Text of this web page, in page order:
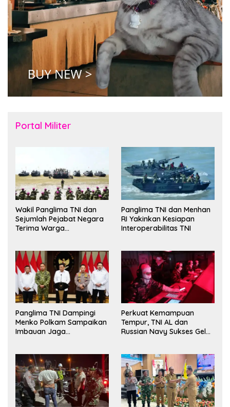
Portal Militer
Wakil Panglima TNI dan
Sejumlah Pejabat Negara
Terima Warga
Panglima TNI dan Menhan
RI Yakinkan Kesiapan
Interoperabilitas TNI
Panglima TNI Dampingi
Menko Polkam Sampaikan
Imbauan Jaga
Perkuat Kemampuan
Tempur, TNI AL dan
Russian Navy Sukses Gelar